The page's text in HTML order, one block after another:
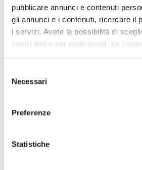
pubblicare annunci e contenuti
gli annunci e i contenuti, ricercare il
i servizi. Avete la possibilità di
vostri dati e per quali scopi. Le
modificare o revocare il proprio
momento dalla Dichiarazione sui
raccogliere informazioni sulla tua
geografica, con
Necessari
Preferenze
Statistiche
230m 6 Loc 3 Bagni
Lungarno Antonio Pacinotti, Santa
Contatta